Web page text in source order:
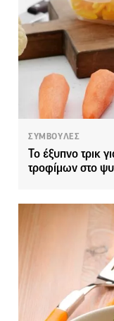
ΣΥΜΒΟΥΛΕΣ
Το έξυπνο τρικ
τροφίμων στο